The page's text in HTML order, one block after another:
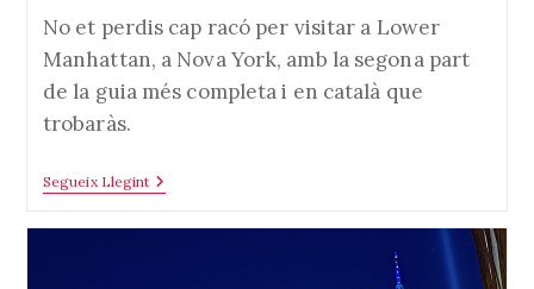
No et perdis cap racó per visitar a Lower
Manhattan, a Nova York, amb la segona part
de la guia més completa i en català que
trobaràs.
Segueix LlegintLower
Manhattan